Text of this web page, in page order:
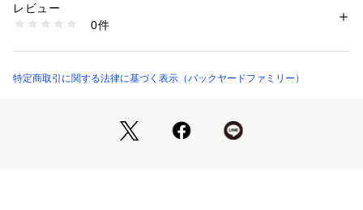
す。あらかじめご了承ください。【重量】約24g【注意点】※
カメラやモニターの性質により、画像と実物の色の違いがある
ファッショングラス カラーレンズ かわいい おしゃれ UV99%
商品番号：
sunglass5019 （ショップ）
レビュー
0件
特定商取引に関する法律に基づく表示（バックヤードファミリー）